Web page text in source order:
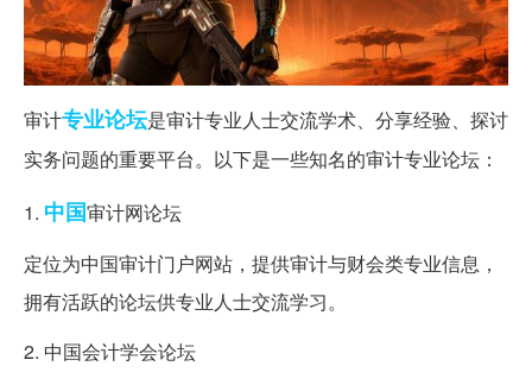
审计专业论坛是审计专业人士交流学术、分享经验、探讨
实务问题的重要平台。以下是一些知名的审计专业论坛：
1. 中国审计网论坛
定位为中国审计门户网站，提供审计与财会类专业信息，
拥有活跃的论坛供专业人士交流学习。
2. 中国会计学会论坛